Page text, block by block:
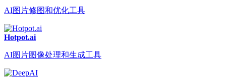
AI图片修图和优化工具
Hotpot.ai
AI图片图像处理和生成工具